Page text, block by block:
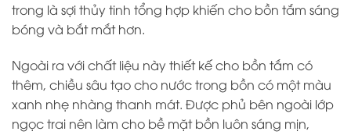
trong là sợi thủy tinh tổng hợp khiến cho bồn tắm sáng
bóng và bắt mắt hơn.
Ngoài ra với chất liệu này thiết kế cho bồn tắm có
thêm, chiều sâu tạo cho nước trong bồn có một màu
xanh nhẹ nhàng thanh mát. Được phủ bên ngoài lớp
ngọc trai nên làm cho bề mặt bồn luôn sáng mịn,